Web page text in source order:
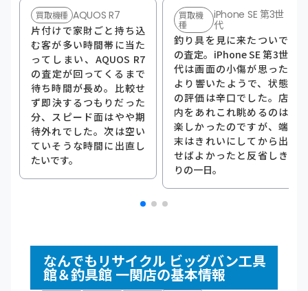
買取機種 AQUOS R7
片付けで家財ごと持ち込
む客が多い時間帯に当た
ってしまい、AQUOS R7
の査定が回ってくるまで
待ち時間が長め。比較せ
ず即決するつもりだった
分、スピード面はやや期
待外れでした。次は空い
ていそうな時間に出直し
たいです。
買取機
種
iPhone SE 第3世
代
釣り具を見に来たついで
の査定。iPhone SE 第3世
代は画面の小傷が思った
より響いたようで、状態
の評価は辛口でした。店
内をあれこれ眺めるのは
楽しかったのですが、端
末はきれいにしてから出
せばよかったと反省しき
りの一日。
なんでもリサイクル ビッグバン工具
館＆釣具館 一関店の基本情報